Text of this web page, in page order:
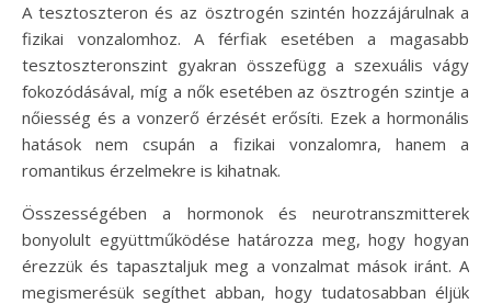
A tesztoszteron és az ösztrogén szintén hozzájárulnak a
fizikai vonzalomhoz. A férfiak esetében a magasabb
tesztoszteronszint gyakran összefügg a szexuális vágy
fokozódásával, míg a nők esetében az ösztrogén szintje a
nőiesség és a vonzerő érzését erősíti. Ezek a hormonális
hatások nem csupán a fizikai vonzalomra, hanem a
romantikus érzelmekre is kihatnak.
Összességében a hormonok és neurotranszmitterek
bonyolult együttműködése határozza meg, hogy hogyan
érezzük és tapasztaljuk meg a vonzalmat mások iránt. A
megismerésük segíthet abban, hogy tudatosabban éljük